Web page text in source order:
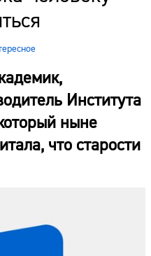
Института
ныне
что старости